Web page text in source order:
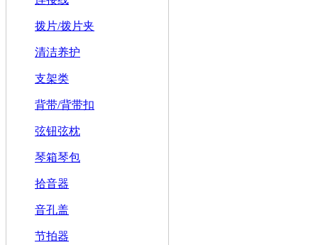
拨片/拨片夹
清洁养护
支架类
背带/背带扣
弦钮弦枕
琴箱琴包
拾音器
音孔盖
节拍器